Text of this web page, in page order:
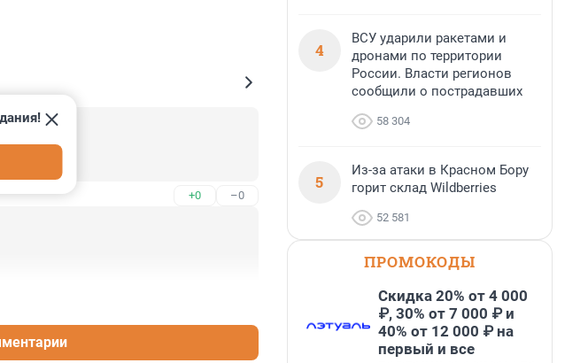
+0 –0
4
ВСУ ударили ракетами и
дронами по территории
России. Власти регионов
сообщили о пострадавших
58 304
5
Из-за атаки в Красном Бору
горит склад Wildberries
52 581
ПРОМОКОДЫ
Скидка 20% от 4 000
₽, 30% от 7 000 ₽ и
40% от 12 000 ₽ на
первый и все